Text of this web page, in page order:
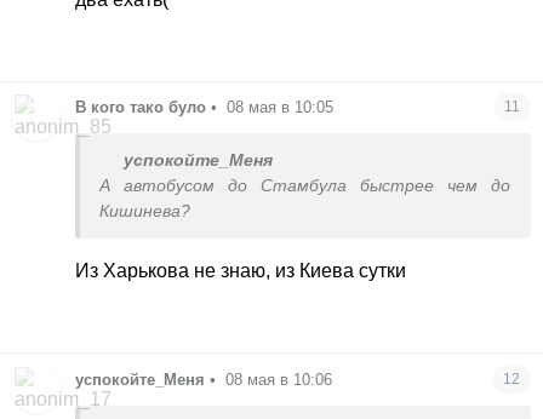
В кого тако було • 08 мая в 10:05 11
успокойте_Меня
А автобусом до Стамбула быстрее чем до
Кишинева?
Из Харькова не знаю, из Киева сутки
успокойте_Меня • 08 мая в 10:06 12